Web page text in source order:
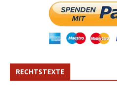
RECHTSTEXTE